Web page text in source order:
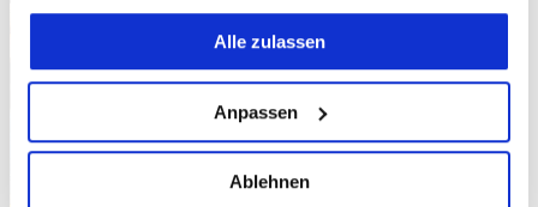
Wenn Sie es erlauben, würden wir auch gerne:
Informationen über Ihre geografische Lage
Ihr Gerät durch aktives Scannen nach
bestimmten Merkmalen (Fingerprinting) identifizieren
Alle zulassen
Anpassen
Ablehnen